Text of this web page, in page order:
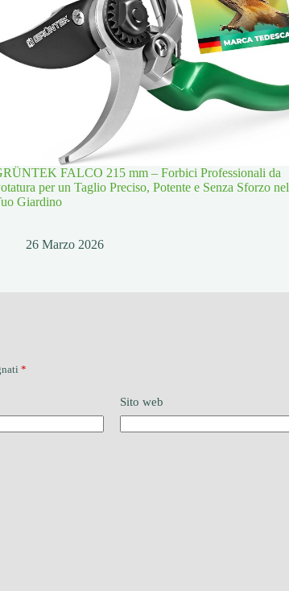
FALCO 215 mm – Forbici Professionali da
per un Taglio Preciso, Potente e Senza Sforzo nel
Giardino
26 Marzo 2026
*
Sito web